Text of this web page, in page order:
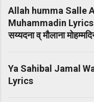
Allah humma Salle
Muhammadin Lyrics
सय्यदना व् मौलाना
Ya Sahibal Jamal
Lyrics